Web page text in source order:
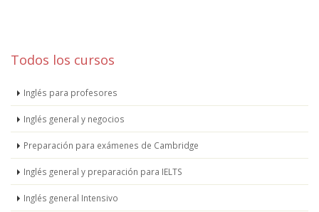
Todos los cursos
Inglés para profesores
Inglés general y negocios
Preparación para exámenes de Cambridge
Inglés general y preparación para IELTS
Inglés general Intensivo